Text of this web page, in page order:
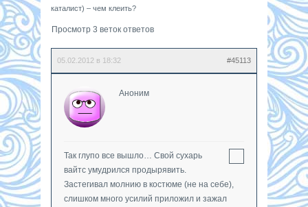
каталист) – чем клеить?
Просмотр 3 веток ответов
05.02.2012 в 18:32 #45113
Аноним
Так глупо все вышло… Свой сухарь
вайтс умудрился продырявить.
Застегивал молнию в костюме (не на себе),
слишком много усилий приложил и зажал